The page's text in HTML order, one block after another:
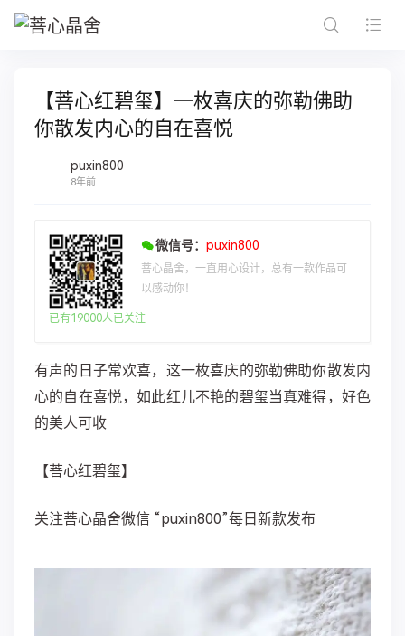
【菩心红碧玺】一枚喜庆的弥勒佛助
你散发内心的自在喜悦
puxin800
8年前
微信号： puxin800
菩心晶舍，一直用心设计，总有一款作品可
以感动你！
已有19000人已关注
有声的日子常欢喜，这一枚喜庆的弥勒佛助你散发内
心的自在喜悦，如此红儿不艳的碧玺当真难得，好色
的美人可收
【菩心红碧玺】
关注菩心晶舍微信 “puxin800”每日新款发布